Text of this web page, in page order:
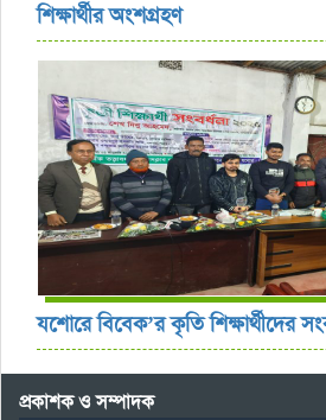
শিক্ষার্থীর অংশগ্রহণ
যশোরে বিবেক’র কৃতি শিক্ষার্থীদের
প্রকাশক ও সম্পাদক